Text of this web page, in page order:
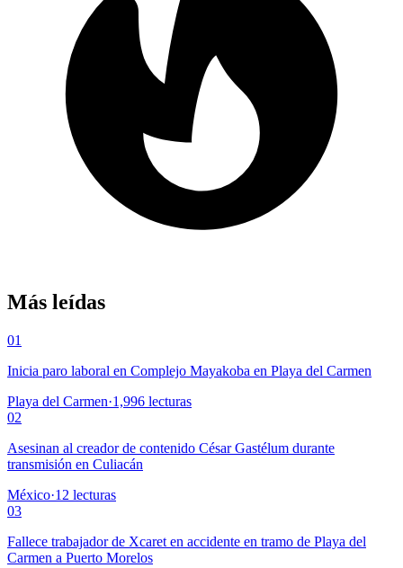
Más leídas
01
Inicia paro laboral en Complejo Mayakoba en Playa del Carmen
Playa del Carmen·1,996 lecturas
02
Asesinan al creador de contenido César Gastélum durante
transmisión en Culiacán
México·12 lecturas
03
Fallece trabajador de Xcaret en accidente en tramo de Playa del
Carmen a Puerto Morelos